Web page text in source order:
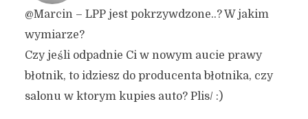
@Marcin – LPP jest pokrzywdzone..? W jakim
wymiarze?
Czy jeśli odpadnie Ci w nowym aucie prawy
błotnik, to idziesz do producenta błotnika, czy
salonu w ktorym kupies auto? Plis/ :)